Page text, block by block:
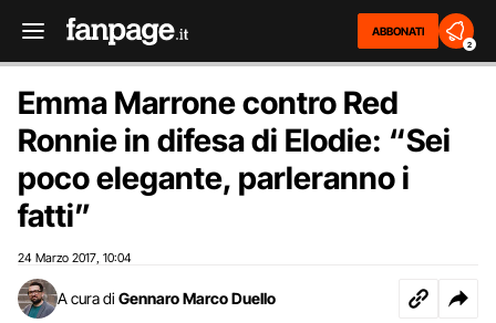
ABBONATI
2
Emma Marrone contro Red
Ronnie in difesa di Elodie: “Sei
poco elegante, parleranno i
fatti”
24 Marzo 2017 10:04
A cura di Gennaro Marco Duello